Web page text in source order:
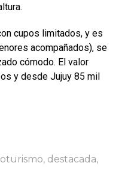
cupos limitados, y es
acompañados), se
cómodo. El valor
y desde Jujuy 85 mil
, destacada,